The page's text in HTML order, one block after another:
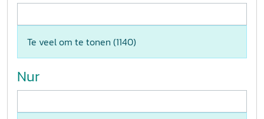
Te veel om te tonen (1140)
Nur